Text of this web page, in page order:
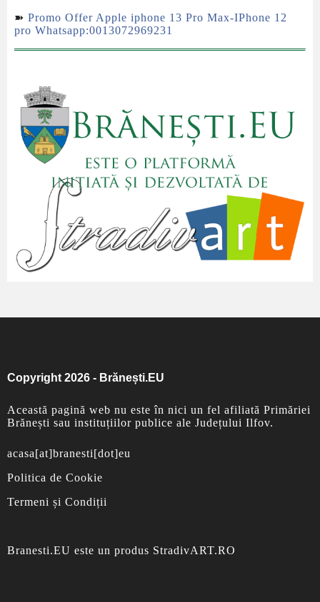
➽ Promo Offer Apple iphone 13 Pro Max-IPhone 12
pro Whatsapp:0013072969231
Copyright 2026 - Brănești.EU
Această pagină web nu este în nici un fel afiliată Primăriei
Brănești sau instituțiilor publice ale Județului Ilfov.
acasa[at]branesti[dot]eu
Politica de Cookie
Termeni și Condiții
Branesti.EU este un produs StradivART.RO